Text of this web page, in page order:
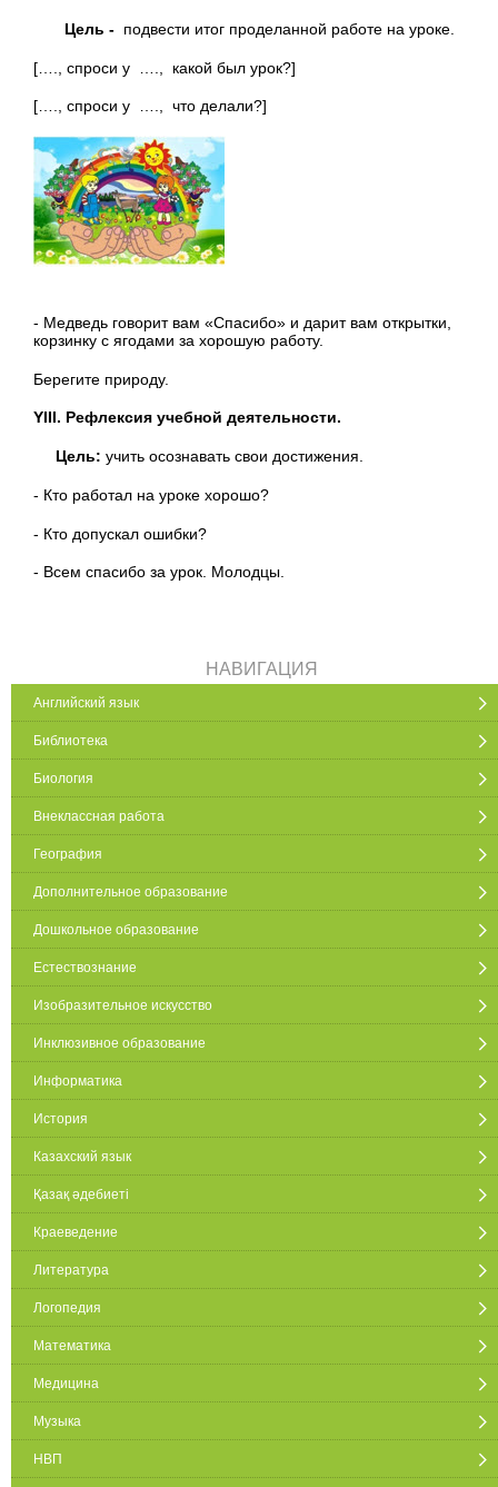
Цель - подвести итог проделанной работе на уроке.
[…., спроси у …., какой был урок?]
[…., спроси у …., что делали?]
- Медведь говорит вам «Спасибо» и дарит вам открытки,
корзинку с ягодами за хорошую работу.
Берегите природу.
YIII. Рефлексия учебной деятельности.
Цель: учить осознавать свои достижения.
- Кто работал на уроке хорошо?
- Кто допускал ошибки?
- Всем спасибо за урок. Молодцы.
НАВИГАЦИЯ
Английский язык
Библиотека
Биология
Внеклассная работа
География
Дополнительное образование
Дошкольное образование
Естествознание
Изобразительное искусство
Инклюзивное образование
Информатика
История
Казахский язык
Қазақ әдебиеті
Краеведение
Литература
Логопедия
Математика
Медицина
Музыка
НВП